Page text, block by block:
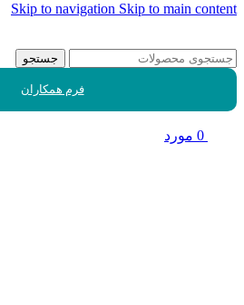
Skip to navigation Skip to main content
جستجو
فرم همکاران
0 مورد